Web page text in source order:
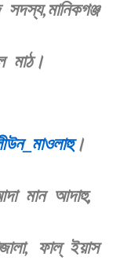
মাঠ।
।
মান আদাহু,
ফাল্ ইয়াস